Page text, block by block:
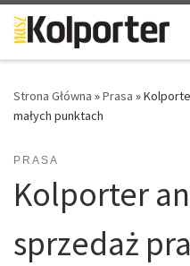
Skip to content
Strona Główna »Prasa »
małych punktach
PRASA
Kolporter
sprzedaż